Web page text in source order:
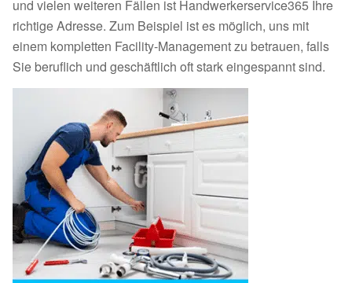
und vielen weiteren Fällen ist Handwerkerservice365 Ihre
richtige Adresse. Zum Beispiel ist es möglich, uns mit
einem kompletten Facility-Management zu betrauen, falls
Sie beruflich und geschäftlich oft stark eingespannt sind.